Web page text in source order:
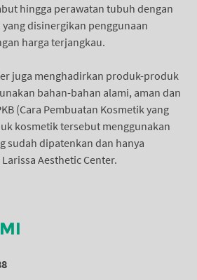
hingga perawatan tubuh dengan
disinergikan penggunaan
harga terjangkau.
juga menghadirkan produk-produk
bahan-bahan alami, aman dan
(Cara Pembuatan Kosmetik yang
kosmetik tersebut menggunakan
sudah dipatenkan dan hanya
Aesthetic Center.